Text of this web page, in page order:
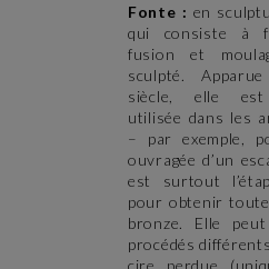
Fonte : en
qui consiste à
fusion et
sculpté.
siècle, elle est
utilisée dans les
– par exemple,
ouvragée d’un
est surtout
pour obtenir
bronze. Elle
procédés
cire perdue